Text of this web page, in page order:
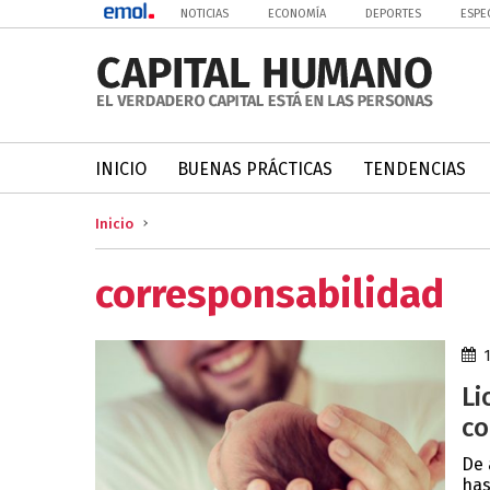
NOTICIAS ECONOMÍA DEPORTES
INICIO BUENAS PRÁCTICAS TENDENCIAS
Inicio
corresponsabilidad